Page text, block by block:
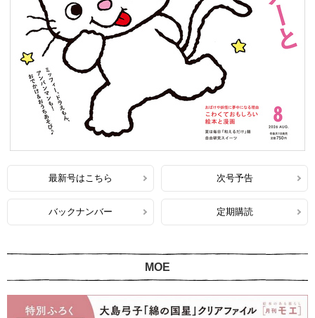
最新号はこちら 次号予告
バックナンバー 定期購読
MOE